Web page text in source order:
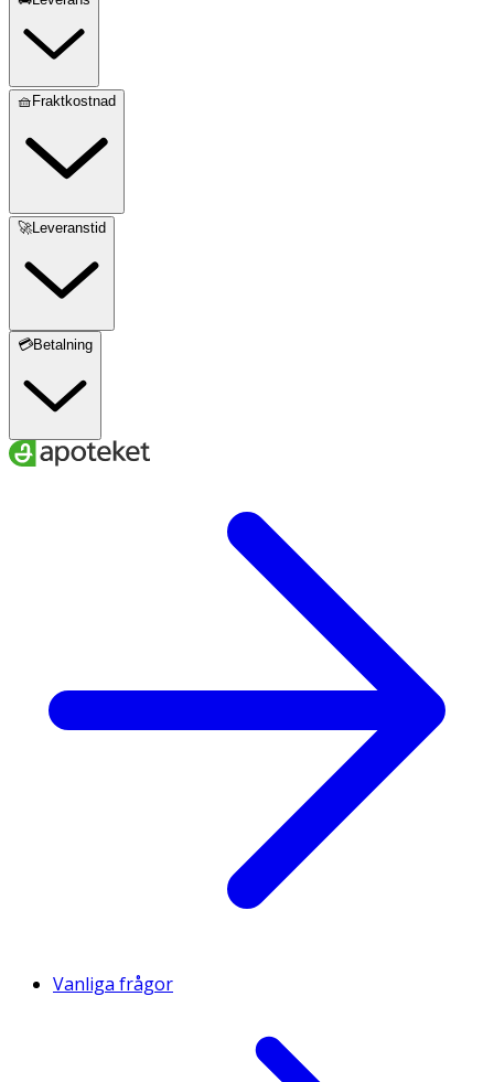
🧺Fraktkostnad
🚀Leveranstid
💳Betalning
Vanliga frågor